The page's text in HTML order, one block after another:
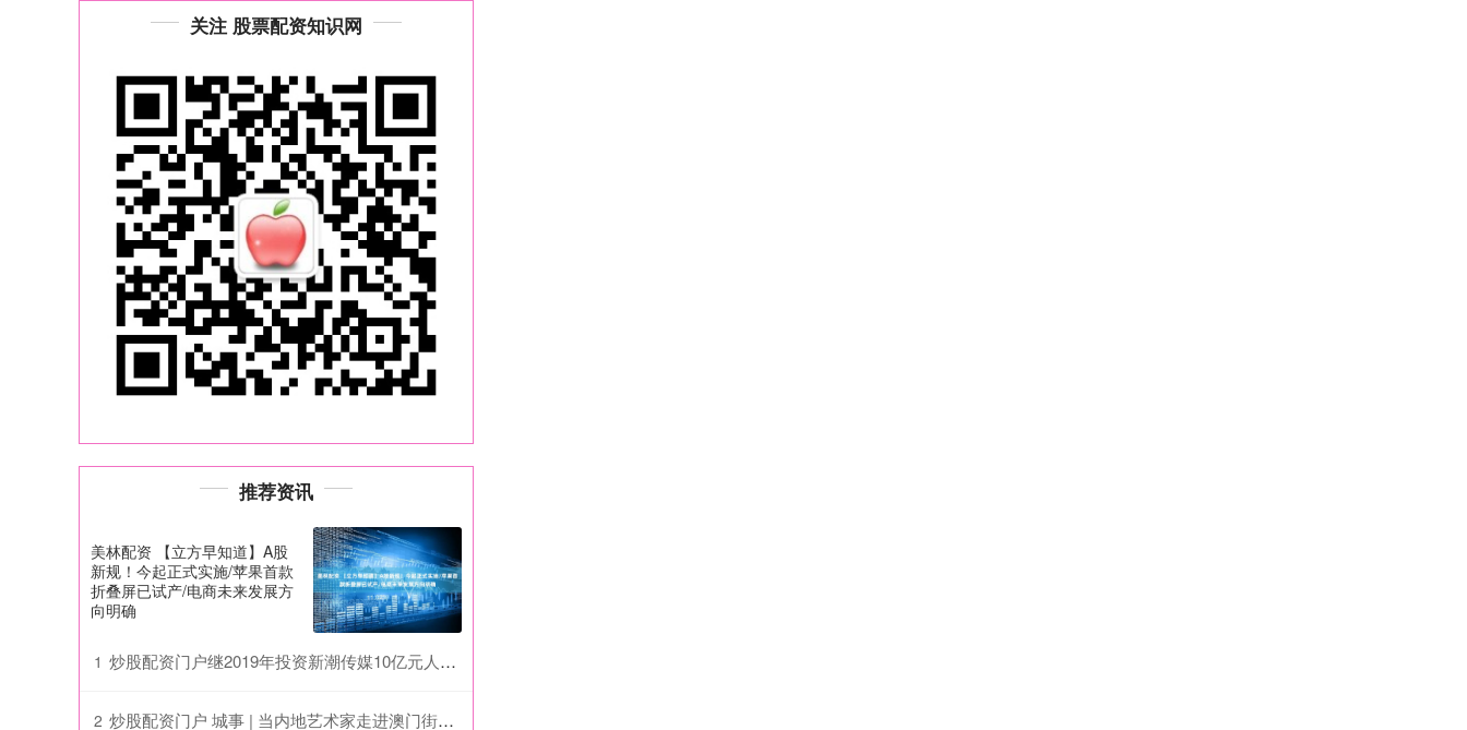
关注 股票配资知识网
推荐资讯
美林配资 【立方早知道】A股
新规！今起正式实施/苹果首款
折叠屏已试产/电商未来发展方
向明确
1 炒股配资门户继2019年投资新潮传媒10亿元人民币后
2 炒股配资门户 城事 | 当内地艺术家走进澳门街坊，市民听闻昆曲秒变柳梦梅